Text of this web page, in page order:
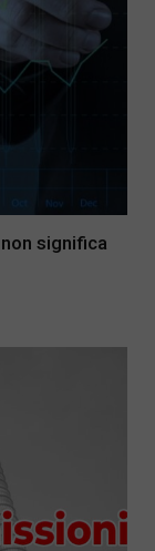
significa